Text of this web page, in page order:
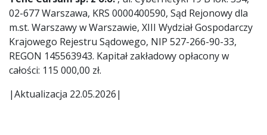
02-677 Warszawa, KRS 0000400590, Sąd Rejonowy dla
m.st. Warszawy w Warszawie, XIII Wydział Gospodarczy
Krajowego Rejestru Sądowego, NIP 527-266-90-33,
REGON 145563943. Kapitał zakładowy opłacony w
całości: 115 000,00 zł.
|Aktualizacja 22.05.2026|